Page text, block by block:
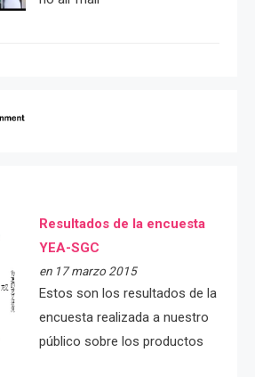
Resultados de la encuesta
YEA-SGC
en 17 marzo 2015
Estos son los resultados de la
encuesta realizada a nuestro
público sobre los productos